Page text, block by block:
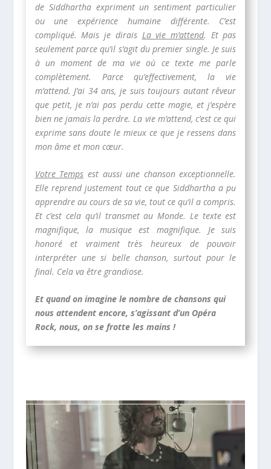
de Siddhartha expriment un sentiment particulier
ou une expérience humaine différente. C’est
compliqué. Mais je dirais La vie m’attend. Et pas
seulement parce qu’il s’agit du premier single. Je suis
à un moment de ma vie où ce texte me parle
complètement. Parce qu’effectivement, la vie
m’attend. J’ai 34 ans, je suis toujours autant rêveur
que petit, je n’ai pas perdu cette magie, et j’espère
bien ne jamais la perdre. La vie m’attend, c’est ce qui
exprime sans doute le mieux ce que je ressens dans
mon âme et mon cœur.
Votre Temps est aussi une chanson exceptionnelle.
Elle reprend justement tout ce que Siddhartha a pu
apprendre au cours de sa vie, tout ce qu’il a compris.
Et c’est cela qu’il transmet au Monde. Le texte est
magnifique, la musique est magnifique. Je suis
honoré et vraiment très heureux de pouvoir
interpréter une si belle chanson, surtout pour le
final. Cela va être grandiose.
Et quand on imagine le nombre de chansons qui
nous attendent encore, s’agissant d’un Opéra
Rock, nous, on se frotte les mains !